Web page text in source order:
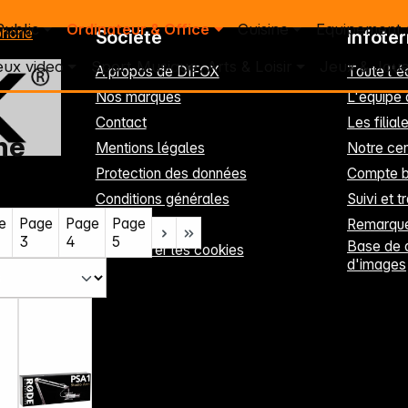
Ordinateur & Office Cuisine Equipement
video Sport Musique, Arts & Loisir Jeux &
Page
3
Page
4
Page
5
Société
A propos de DIFOX
Nos marques
Contact
Mentions légales
Protection des données
Conditions générales
S'inscrire
Paramétrer les cookies
Toute
L'équipe
Les
Notre
Compte
Suivi et
Base de
d'images